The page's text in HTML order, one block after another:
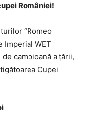
României!
“Romeo
Imperial WET
campioană a țării,
Cupei